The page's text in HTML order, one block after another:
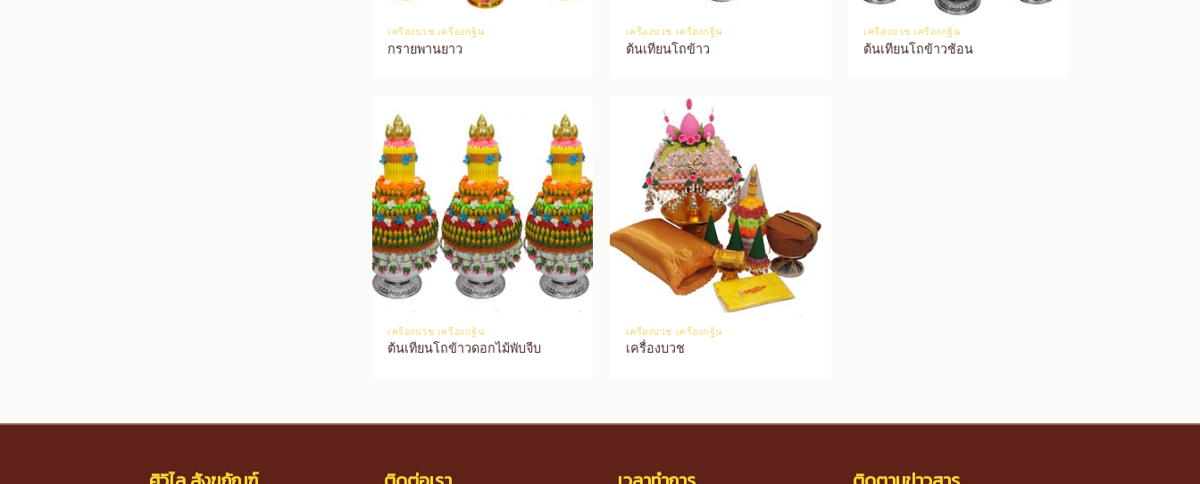
เครื่องบวช เครื่องกฐิน
กรายพานยาว
เครื่องบวช เครื่องกฐิน
ต้นเทียนโถข้าว
เครื่องบวช เครื่องกฐิน
ต้นเทียนโถข้าวช้อน
เครื่องบวช เครื่องกฐิน
ต้นเทียนโถข้าวดอกไม้พับจีบ
เครื่องบวช เครื่องกฐิน
เครื่องบวช